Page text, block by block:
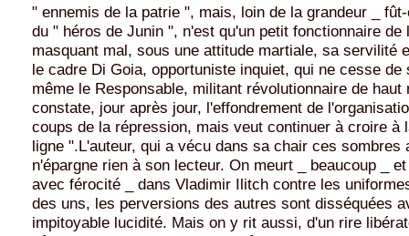
" ennemis de la patrie ", mais, loin de la grandeur _
du " héros de Junin ", n'est qu'un petit fonctionnaire de
masquant mal, sous une attitude martiale, sa servilité
le cadre Di Goia, opportuniste inquiet, qui ne cesse
même le Responsable, militant révolutionnaire de haut
constate, jour après jour, l'effondrement de
coups de la répression, mais veut continuer à croire à
ligne ".L'auteur, qui a vécu dans sa chair ces sombres
n'épargne rien à son lecteur. On meurt _ beaucoup _
avec férocité _ dans Vladimir Ilitch contre les
des uns, les perversions des autres sont disséquées
impitoyable lucidité. Mais on y rit aussi, d'un rire